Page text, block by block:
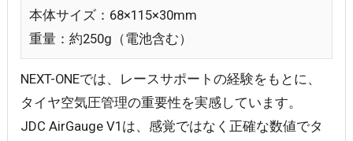
本体サイズ：68×115×30mm
重量：約250g（電池含む）
NEXT-ONEでは、レースサポートの経験をもとに、
タイヤ空気圧管理の重要性を実感しています。
JDC AirGauge V1は、感覚ではなく正確な数値でタ